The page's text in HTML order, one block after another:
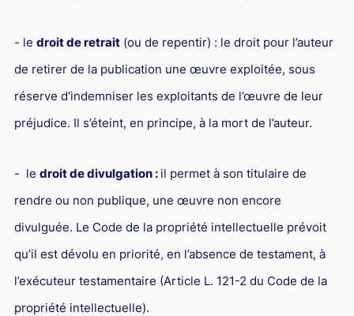
- le droit de retrait(ou de repentir) : le droit pour l’auteur
de retirer de la publication une œuvre exploitée, sous
réserve d’indemniser les exploitants de l’œuvre de leur
préjudice. Il s’éteint, en principe, à la mort de l’auteur.
- le droit de divulgation : il permet à son titulaire de
rendre ou non publique, une œuvre non encore
divulguée. Le Code de la propriété intellectuelle prévoit
qu’il est dévolu en priorité, en l’absence de testament, à
l’exécuteur testamentaire (Article L. 121-2 du Code de la
propriété intellectuelle).